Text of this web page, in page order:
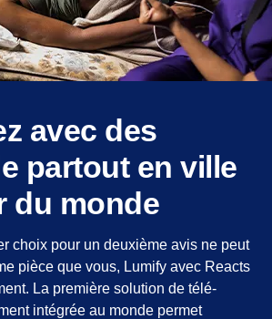
avec des
partout en ville
du monde
choix pour un deuxième avis ne peut
pièce que vous, Lumify avec Reacts
La première solution de télé-
intégrée au monde permet